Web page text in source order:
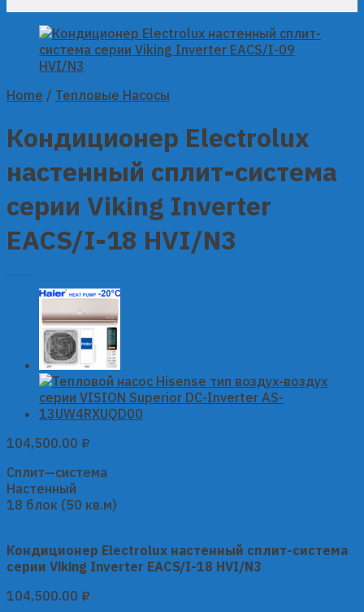
Home / Тепловые Насосы
Кондиционер Electrolux
настенный сплит-система
серии Viking Inverter
EACS/I-18 HVI/N3
104,500.00 ₽
Сплит—система
Настенный
18 блок (50 кв.м)
Кондиционер Electrolux настенный сплит-система
серии Viking Inverter EACS/I-18 HVI/N3
104,500.00 ₽